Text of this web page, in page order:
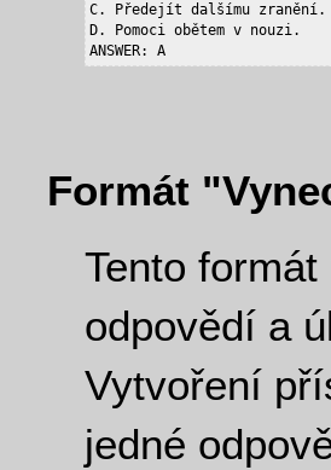
C. Předejít dalšímu zranění.
D. Pomoci obětem v nouzi.
ANSWER: A
Formát
Tento
odpovědí a
Vytvoření
jedné